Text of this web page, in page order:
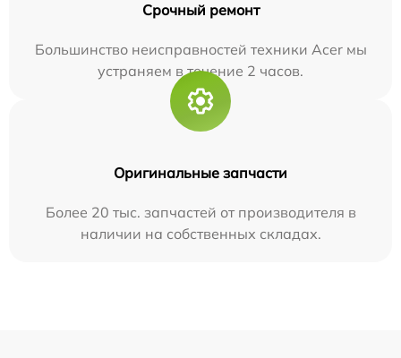
Срочный ремонт
Большинство неисправностей техники Acer мы
устраняем в течение 2 часов.
Оригинальные запчасти
Более 20 тыс. запчастей от производителя в
наличии на собственных складах.